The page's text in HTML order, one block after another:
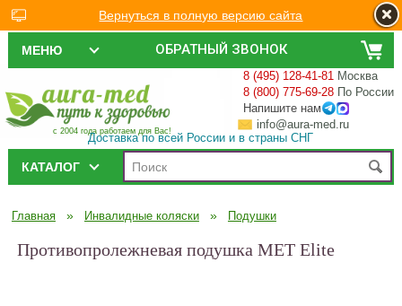
ОБРАТНЫЙ ЗВОНОК
МЕНЮ
с 2004 года работаем для Вас!
8 (495) 128-41-81 Москва
8 (800) 775-69-28 По России
Напишите нам
info@aura-med.ru
Доставка по всей России и в страны СНГ
КАТАЛОГ
Главная » Инвалидные коляски » Подушки
Противопролежневая подушка MET Elite
Вернуться в полную версию сайта